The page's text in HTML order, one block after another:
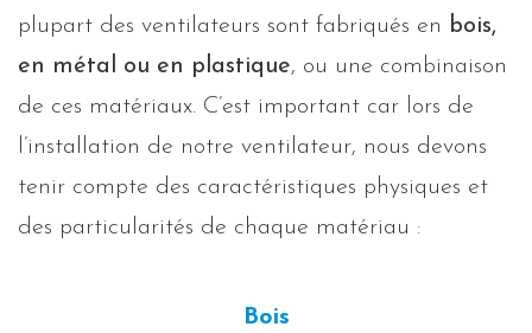
plupart des ventilateurs sont fabriqués en bois,
en métal ou en plastique, ou une combinaison
de ces matériaux. C’est important car lors de
l’installation de notre ventilateur, nous devons
tenir compte des caractéristiques physiques et
des particularités de chaque matériau :
Bois